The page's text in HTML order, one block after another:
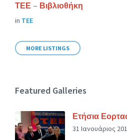
ΤΕΕ – Βιβλιοθήκη
in ΤΕΕ
MORE LISTINGS
Featured Galleries
Ετήσια
31 Ιανουάριος